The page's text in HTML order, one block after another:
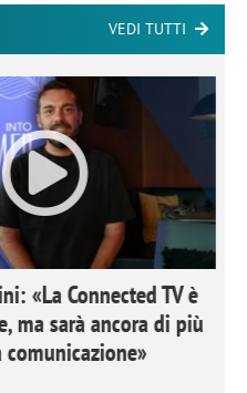
VEDI TUTTI
«La Connected TV è
ma sarà ancora di più